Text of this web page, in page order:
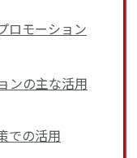
ロモーション
ンの主な活用
での活用